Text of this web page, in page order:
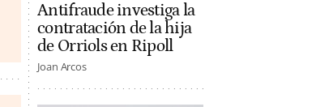
Antifraude investiga la
contratación de la hija
de Orriols en Ripoll
Joan Arcos